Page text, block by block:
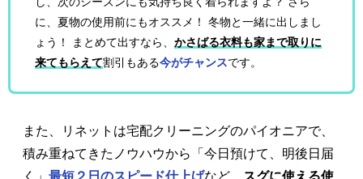
に、夏物の使用前にもオススメ！ 冬物と一緒に出しまし
ょう！ まとめて出すなら、かさばる衣料も家まで取りに
来てもらえて割引もある今がチャンスです。
また、リネットは宅配クリーニングのパイオニアで、
積み重ねてきたノウハウから「今日預けて、明後日届
く」 最短２日のスピード仕上げなど、
スグに使える使